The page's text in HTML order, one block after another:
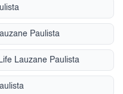
Paulista
Lauzane Paulista